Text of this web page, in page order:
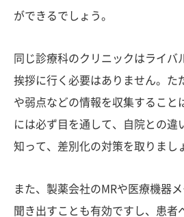
ができるでしょう。
同じ診療科のクリニックはライバ
挨拶に行く必要はありません。た
や弱点などの情報を収集すること
には必ず目を通して、自院との違
知って、差別化の対策を取りまし
また、製薬会社のMRや医療機器
聞き出すことも有効ですし、患者